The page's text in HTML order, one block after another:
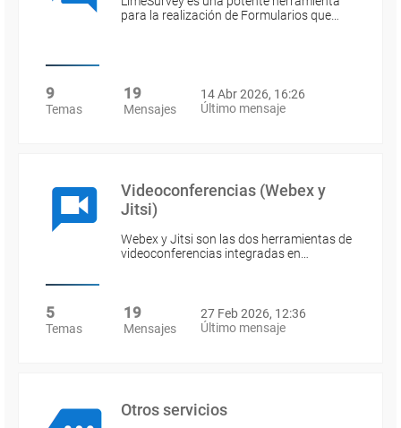
para la realización de Formularios que…
9
Temas
19
Mensajes
14 Abr 2026, 16:26
Último mensaje
Videoconferencias (Webex y
Jitsi)
Webex y Jitsi son las dos herramientas de
videoconferencias integradas en…
5
Temas
19
Mensajes
27 Feb 2026, 12:36
Último mensaje
Otros servicios